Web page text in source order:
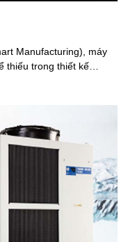
Manufacturing), máy
thiếu trong thiết kế
là thương hiệu
và Yamaguchi Việt Nam
cấp giải pháp toàn diện
kỹ thuật.